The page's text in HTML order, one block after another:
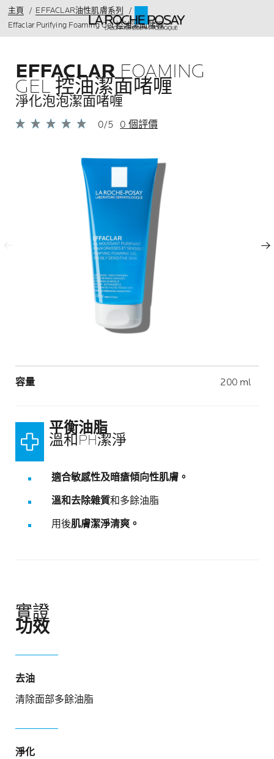
主頁
EFFACLAR油性肌膚系列
Effaclar Purifying Foaming Gel 控油潔面啫喱
EFFACLARFOAMING
GEL 控油潔面啫喱
淨化泡泡潔面啫喱
0/5 0 個評價
下一頁
容量 Volume
200 ml
平衡油脂​
溫和PH潔淨​
適合敏感性及暗瘡傾向性肌膚。​
溫和去除雜質和多餘油脂
用後肌膚潔淨清爽。
實證
功效
去油​
清除面部多餘油脂​
淨化